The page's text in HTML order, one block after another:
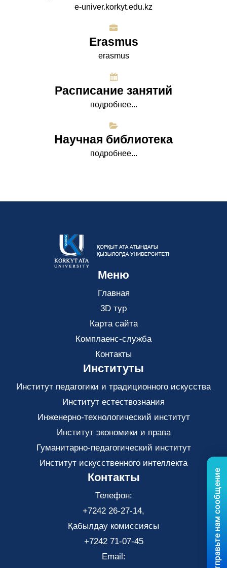
e-univer.korkyt.edu.kz
Erasmus
erasmus
Расписание занятий
подробнее...
Научная библиотека
подробнее...
Меню
Главная
3D тур
Карта сайта
Комплаенс-служба
Контакты
Институты
Институт педагогики и традиционного искусства
Институт естествознания
Инженерно-технологический институт
Институт экономики и права
Гуманитарно-педагогический институт
Институт искусственного интеллекта
Контакты
Телефон:
+7242 26-27-14,
Қабылдау комиссиясы
+7242 71-07-45
Email:
Отправьте нам сообщение